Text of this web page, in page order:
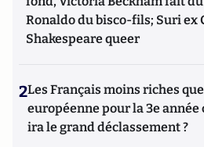
Ronaldo du bisco-fils; Suri ex
Shakespeare queer
2Les Français moins riches
européenne pour la 3e
ira le grand déclassement ?